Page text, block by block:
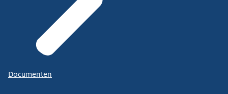
Documenten